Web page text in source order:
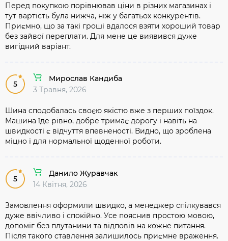
Перед покупкою порівнював ціни в різних магазинах і
тут вартість була нижча, ніж у багатьох конкурентів.
Приємно, що за такі гроші вдалося взяти хороший товар
без зайвої переплати. Для мене це виявився дуже
вигідний варіант.
5
Мирослав Кандиба
3 Травня, 2026
Шина сподобалась своєю якістю вже з перших поїздок.
Машина їде рівно, добре тримає дорогу і навіть на
швидкості є відчуття впевненості. Видно, що зроблена
міцно і для нормальної щоденної роботи.
5
Данило Журавчак
14 Квітня, 2026
Замовлення оформили швидко, а менеджер спілкувався
дуже ввічливо і спокійно. Усе пояснив простою мовою,
допоміг без плутанини та відповів на кожне питання.
Після такого ставлення залишилось приємне враження.